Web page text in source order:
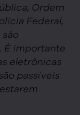
Ordem
Federal,
É importante
eletrônicas
passíveis